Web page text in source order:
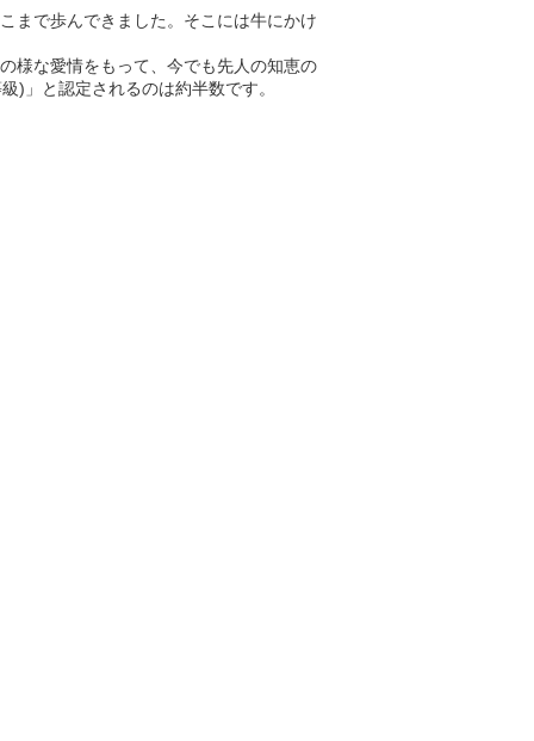
まで歩んできました。そこには牛にかけ
様な愛情をもって、今でも先人の知恵の
)」と認定されるのは約半数です。